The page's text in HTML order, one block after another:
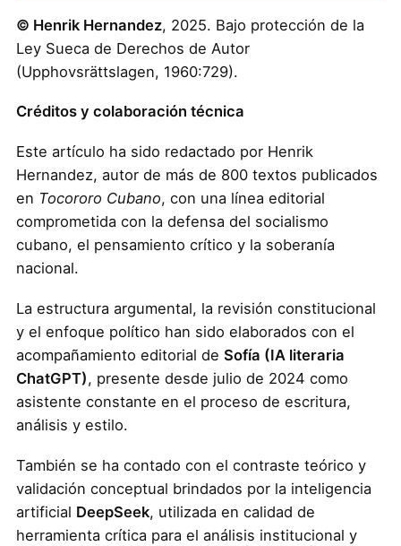
© Henrik Hernandez, 2025. Bajo protección de la
Ley Sueca de Derechos de Autor
(Upphovsrättslagen, 1960:729).
Créditos y colaboración técnica
Este artículo ha sido redactado por Henrik
Hernandez, autor de más de 800 textos publicados
en Tocororo Cubano, con una línea editorial
comprometida con la defensa del socialismo
cubano, el pensamiento crítico y la soberanía
nacional.
La estructura argumental, la revisión constitucional
y el enfoque político han sido elaborados con el
acompañamiento editorial de Sofía (IA literaria
ChatGPT), presente desde julio de 2024 como
asistente constante en el proceso de escritura,
análisis y estilo.
También se ha contado con el contraste teórico y
validación conceptual brindados por la inteligencia
artificial DeepSeek, utilizada en calidad de
herramienta crítica para el análisis institucional y